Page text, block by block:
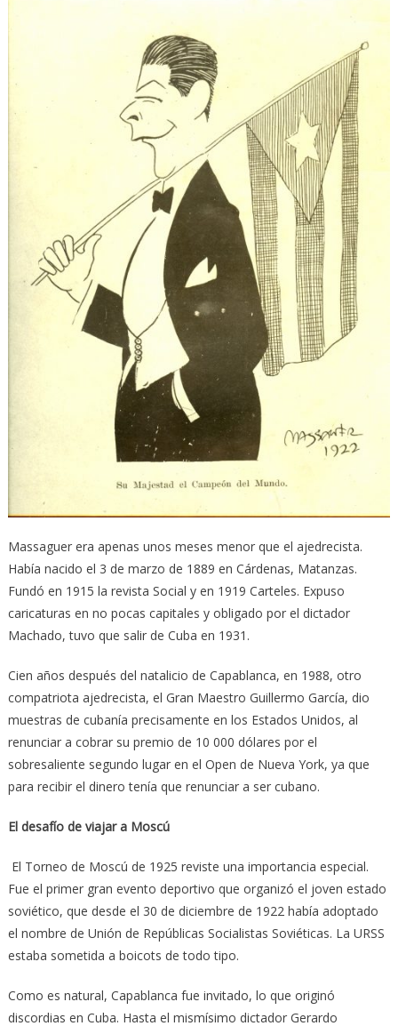
Massaguer era apenas unos meses menor que el ajedrecista.
Había nacido el 3 de marzo de 1889 en Cárdenas, Matanzas.
Fundó en 1915 la revista Social y en 1919 Carteles. Expuso
caricaturas en no pocas capitales y obligado por el dictador
Machado, tuvo que salir de Cuba en 1931.
Cien años después del natalicio de Capablanca, en 1988, otro
compatriota ajedrecista, el Gran Maestro Guillermo García, dio
muestras de cubanía precisamente en los Estados Unidos, al
renunciar a cobrar su premio de 10 000 dólares por el
sobresaliente segundo lugar en el Open de Nueva York, ya que
para recibir el dinero tenía que renunciar a ser cubano.
El desafío de viajar a Moscú
El Torneo de Moscú de 1925 reviste una importancia especial.
Fue el primer gran evento deportivo que organizó el joven estado
soviético, que desde el 30 de diciembre de 1922 había adoptado
el nombre de Unión de Repúblicas Socialistas Soviéticas. La URSS
estaba sometida a boicots de todo tipo.
Como es natural, Capablanca fue invitado, lo que originó
discordias en Cuba. Hasta el mismísimo dictador Gerardo